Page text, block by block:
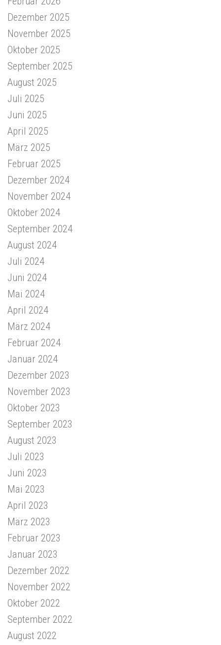
Dezember 2025
November 2025
Oktober 2025
September 2025
August 2025
Juli 2025
Juni 2025
April 2025
März 2025
Februar 2025
Dezember 2024
November 2024
Oktober 2024
September 2024
August 2024
Juli 2024
Juni 2024
Mai 2024
April 2024
März 2024
Februar 2024
Januar 2024
Dezember 2023
November 2023
Oktober 2023
September 2023
August 2023
Juli 2023
Juni 2023
Mai 2023
April 2023
März 2023
Februar 2023
Januar 2023
Dezember 2022
November 2022
Oktober 2022
September 2022
August 2022